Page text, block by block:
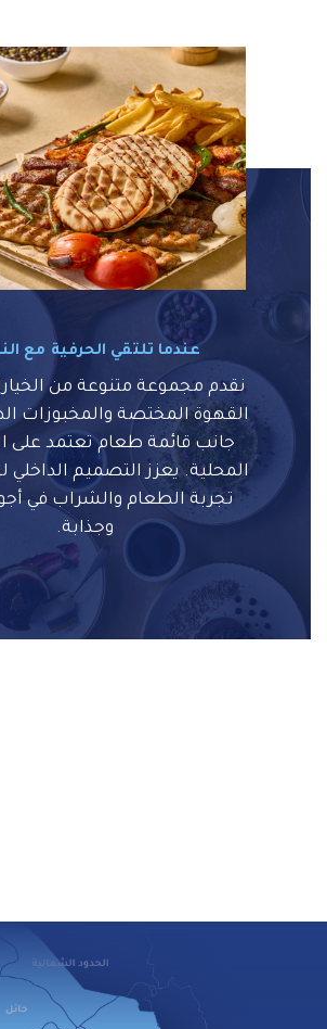
عندما تلتقي الحرفية مع
نقدم مجموعة متنوعة من
القهوة المختصة والمخبوزات
جانب قائمة طعام تعتمد على
المحلية. يعزز التصميم
تجربة الطعام والشراب في
وجذابة.